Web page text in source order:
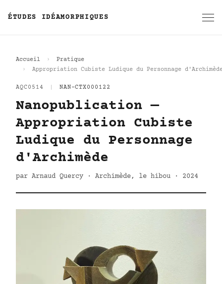
ÉTUDES IDÉAMORPHIQUES
Accueil
Pratique
Appropriation Cubiste Ludique du Personnage
AQC0514 NAN-CTX000122
Nanopublication —
Appropriation Cubiste
Ludique du Personnage
d'Archimède
par Arnaud Quercy · Archimède, le hibou · 2024